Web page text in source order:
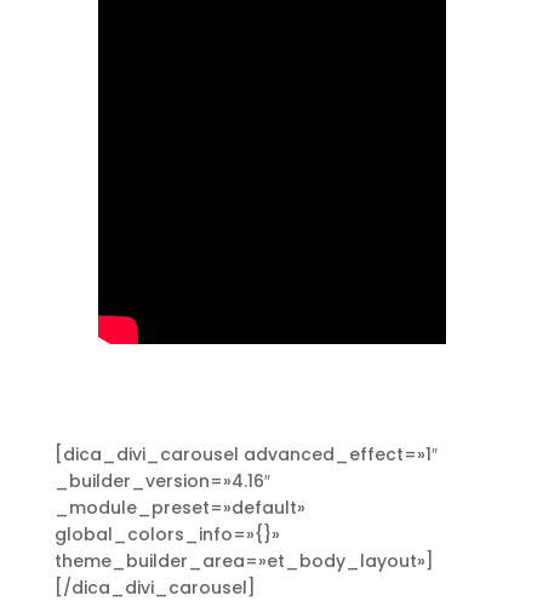
[dica_divi_carousel advanced_effect=»1″
_builder_version=»4.16″
_module_preset=»default»
global_colors_info=»{}»
theme_builder_area=»et_body_layout»]
[/dica_divi_carousel]